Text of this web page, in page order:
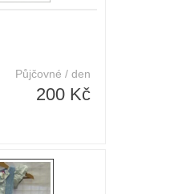
Půjčovné / den
200 Kč